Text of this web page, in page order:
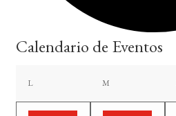
Calendario de Eventos
Llunes Mmartes